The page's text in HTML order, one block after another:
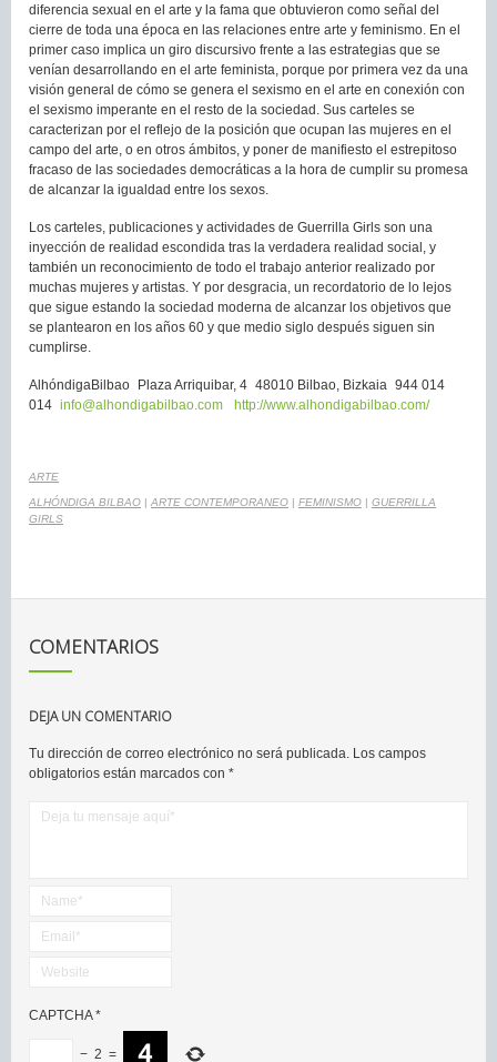
diferencia sexual en el arte y la fama que obtuvieron como señal del
cierre de toda una época en las relaciones entre arte y feminismo. En el
primer caso implica un giro discursivo frente a las estrategias que se
venían desarrollando en el arte feminista, porque por primera vez da una
visión general de cómo se genera el sexismo en el arte en conexión con
el sexismo imperante en el resto de la sociedad. Sus carteles se
caracterizan por el reflejo de la posición que ocupan las mujeres en el
campo del arte, o en otros ámbitos, y poner de manifiesto el estrepitoso
fracaso de las sociedades democráticas a la hora de cumplir su promesa
de alcanzar la igualdad entre los sexos.
Los carteles, publicaciones y actividades de Guerrilla Girls son una
inyección de realidad escondida tras la verdadera realidad social, y
también un reconocimiento de todo el trabajo anterior realizado por
muchas mujeres y artistas. Y por desgracia, un recordatorio de lo lejos
que sigue estando la sociedad moderna de alcanzar los objetivos que
se plantearon en los años 60 y que medio siglo después siguen sin
cumplirse.
AlhóndigaBilbao Plaza Arriquibar, 4 48010 Bilbao, Bizkaia 944 014
014 info@alhondigabilbao.com http://www.alhondigabilbao.com/
ARTE
ALHÓNDIGA BILBAO ARTE CONTEMPORANEO FEMINISMO
GUERRILLA
GIRLS
COMENTARIOS
DEJA UN COMENTARIO
Tu dirección de correo electrónico no será publicada. Los campos
obligatorios están marcados con *
CAPTCHA*
− 2 =